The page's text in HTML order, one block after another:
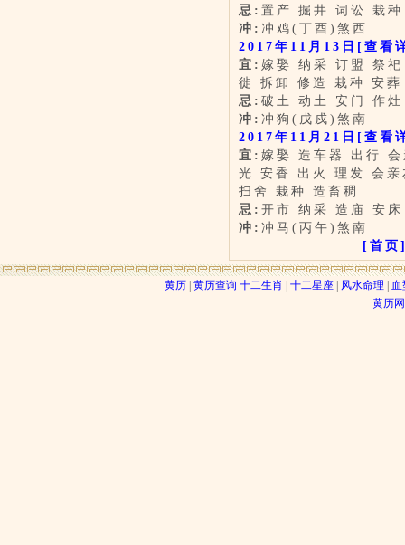
忌: 置产 掘井 词讼 栽种
冲: 冲鸡(丁酉)煞西
2017年11月13日 [查看
宜: 嫁娶 纳采 订盟 祭
徙 拆卸 修造 栽种 安
忌: 破土 动土 安门 作
冲: 冲狗(戊戍)煞南
2017年11月21日 [查看
宜: 嫁娶 造车器 出行
光 安香 出火 理发 会
扫舍 栽种 造畜稠
忌: 开市 纳采 造庙 安
冲: 冲马(丙午)煞南
[首页
黄历 黄历查询 十二生肖 十二星座 风水命理
血
黄历网